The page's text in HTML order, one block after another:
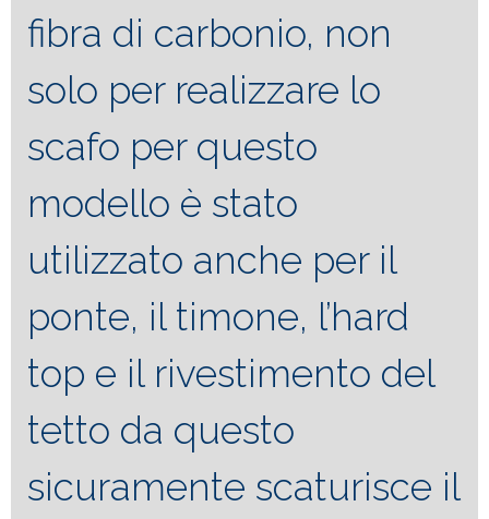
fibra di carbonio, non
solo per realizzare lo
scafo per questo
modello è stato
utilizzato anche per il
ponte, il timone, l’hard
top e il rivestimento del
tetto da questo
sicuramente scaturisce il